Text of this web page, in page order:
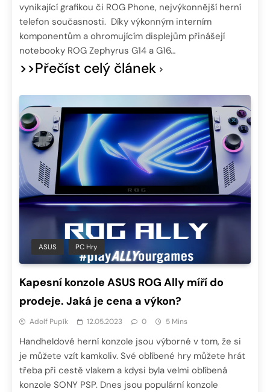
vynikající grafikou či ROG Phone, nejvýkonnější herní
telefon současnosti. Díky výkonným interním
komponentům a ohromujícím displejům přinášejí
notebooky ROG Zephyrus G14 a G16…
>>Přečíst celý článek
ASUS PC Hry
Kapesní konzole ASUS ROG Ally míří do
prodeje. Jaká je cena a výkon?
Adolf Pupík 12.05.2023 0 5 Mins
Handheldové herní konzole jsou výborné v tom, že si
je můžete vzít kamkoliv. Své oblíbené hry můžete hrát
třeba při cestě vlakem a kdysi byla velmi oblíbená
konzole SONY PSP. Dnes jsou populární konzole